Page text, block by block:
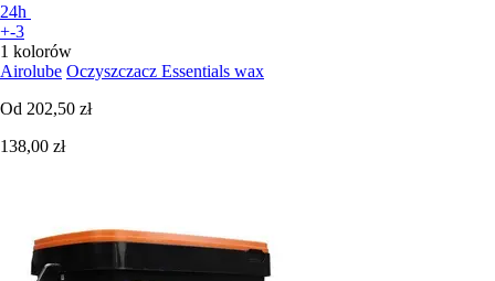
24h
+-3
1 kolorów
Airolube Oczyszczacz Essentials wax
Od 202,50 zł
138,00 zł